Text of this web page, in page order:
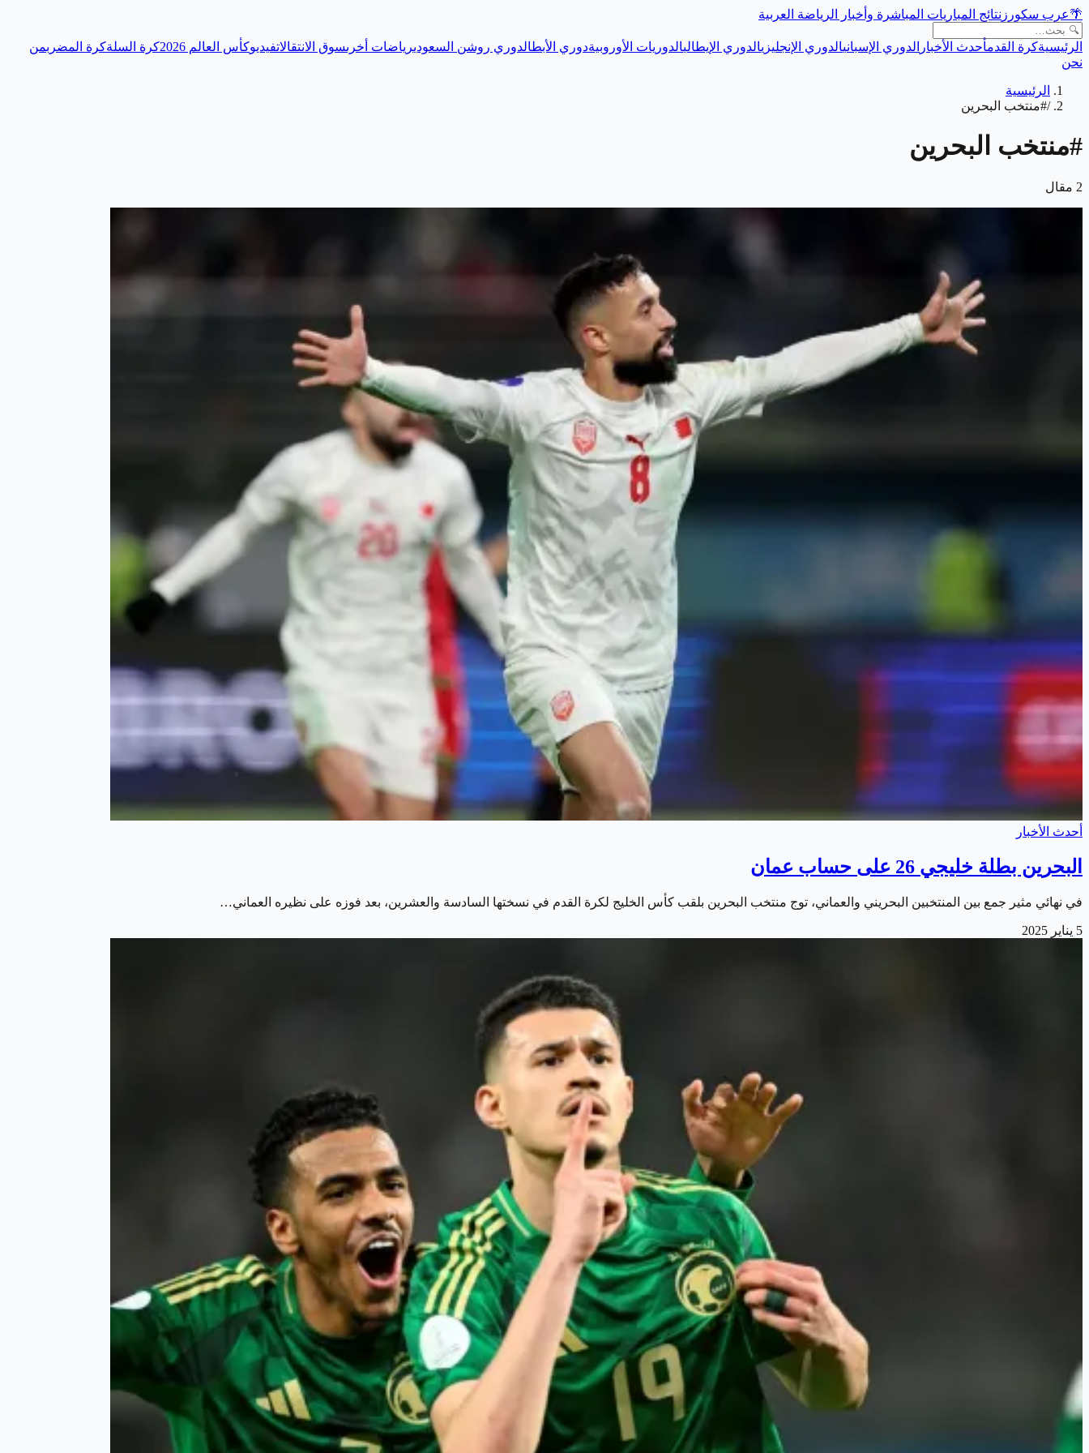
🌴عرب سكورز نتائج المباريات المباشرة وأخبار الرياضة العربية
الرئيسيةكرة القدمأحدث الأخبار الدوري الإسبانيالدوري الإنجليزيالدوري الإيطاليالدوريات الأوروبيةدوري الأبطالدوري روشن السعوديرياضات أخرىسوق الانتقالاتفيديوكأس العالم 2026 كرة السلةكرة المضربمن
نحن
الرئيسية
/#منتخب البحرين
#منتخب البحرين
2 مقال
أحدث الأخبار
البحرين بطلة خليجي 26 على حساب عمان
في نهائي مثير جمع بين المنتخبين البحريني والعماني، توج منتخب البحرين بلقب كأس الخليج لكرة القدم في نسختها السادسة والعشرين، بعد فوزه على نظيره العماني…
5 يناير 2025